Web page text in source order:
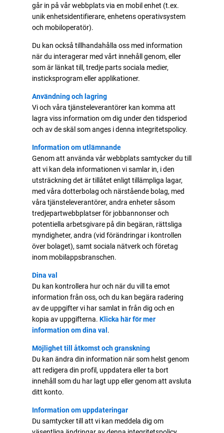
går in på vår webbplats via en mobil enhet (t.ex.
unik enhetsidentifierare, enhetens operativsystem
och mobiloperatör).
Du kan också tillhandahålla oss med information
när du interagerar med vårt innehåll genom, eller
som är länkat till, tredje parts sociala medier,
insticksprogram eller applikationer.
Användning och lagring
Vi och våra tjänsteleverantörer kan komma att
lagra viss information om dig under den tidsperiod
och av de skäl som anges i denna integritetspolicy.
Information om utlämnande
Genom att använda vår webbplats samtycker du till
att vi kan dela informationen vi samlar in, i den
utsträckning det är tillåtet enligt tillämpliga lagar,
med våra dotterbolag och närstående bolag, med
våra tjänsteleverantörer, andra enheter såsom
tredjepartwebbplatser för jobbannonser och
potentiella arbetsgivare på din begäran, rättsliga
myndigheter, andra (vid förändringar i kontrollen
över bolaget), samt sociala nätverk och företag
inom mobilappsbranschen.
Dina val
Du kan kontrollera hur och när du vill ta emot
information från oss, och du kan begära radering
av de uppgifter vi har samlat in från dig och en
kopia av uppgifterna. Klicka här för mer
information om dina val.
Möjlighet till åtkomst och granskning
Du kan ändra din information när som helst genom
att redigera din profil, uppdatera eller ta bort
innehåll som du har lagt upp eller genom att avsluta
ditt konto.
Information om uppdateringar
Du samtycker till att vi kan meddela dig om